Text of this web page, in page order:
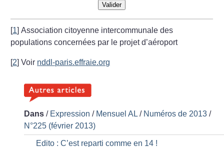
Valider
[1]Association citoyenne intercommunale des
populations concernées par le projet d’aéroport
[2]Voir nddl-paris.effraie.org
Dans / Expression / Mensuel AL / Numéros de 2013 /
N°225 (février 2013)
Edito : C’est reparti comme en 14 !